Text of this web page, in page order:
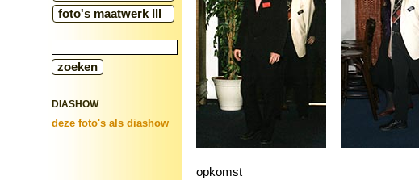
foto's maatwerk III
DIASHOW
deze foto's als diashow
opkomst